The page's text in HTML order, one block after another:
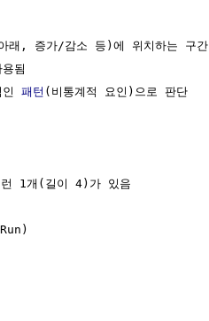
래, 증가/감소 등)에 위치하는 구간
됨
인
패턴 (비통계적 요인)으로 판단
1개(길이 4)가 있음
Run)